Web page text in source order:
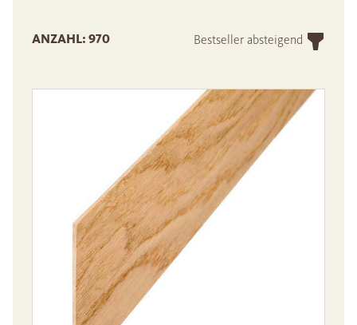
ANZAHL: 970 Bestseller absteigend